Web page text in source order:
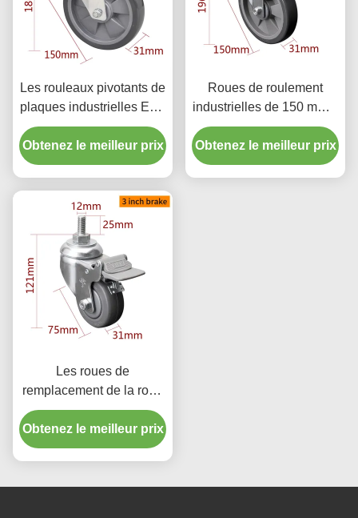
Les rouleaux pivotants de
plaques industrielles EDL
150 mm 6 pouces 130 kg
enduit de chrome
Obtenez le meilleur prix
Roues de roulement
industrielles de 150 mm 6
pouces 130 kg rouleau de
roulement en TPU fileté
Obtenez le meilleur prix
Les roues de
remplacement de la roue
à rouleaux de 3 pouces
75 mm
Obtenez le meilleur prix